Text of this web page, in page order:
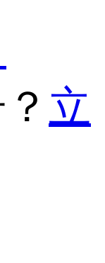
立